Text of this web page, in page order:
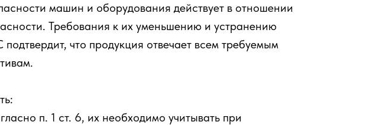
машин и оборудования действует в отношении
Требования к их уменьшению и устранению
что продукция отвечает всем требуемым
п. 1 ст. 6, их необходимо учитывать при